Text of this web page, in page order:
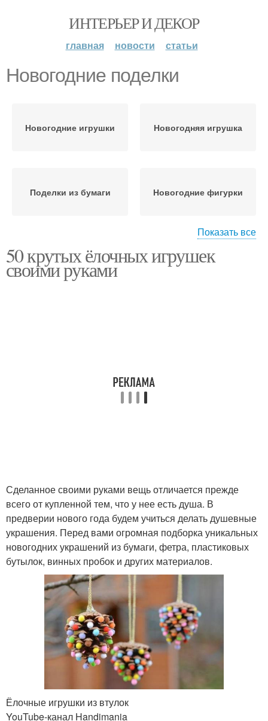
ИНТЕРЬЕР И ДЕКОР
главная новости статьи
Новогодние поделки
Новогодние игрушки Новогодняя игрушка
Поделки из бумаги Новогодние фигурки
Поделки из ткани Новогодние украшения
Новогодние подарки Новогодний декор
Новогодние шары
Поделки из
Эффектные поделки Поделки к новому году
новогодние поделки
Показать все
50 крутых ёлочных игрушек
своими руками
Сделанное своими руками вещь отличается прежде
всего от купленной тем, что у нее есть душа. В
предверии нового года будем учиться делать душевные
украшения. Перед вами огромная подборка уникальных
новогодних украшений из бумаги, фетра, пластиковых
бутылок, винных пробок и других материалов.
Ёлочные игрушки из втулок
YouTube‑канал Handimania